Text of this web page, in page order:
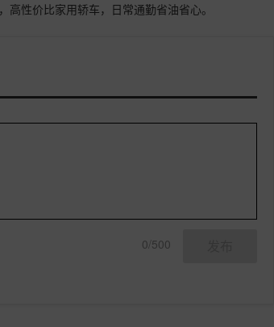
性价比家用轿车，日常通勤省油省心。
0/500